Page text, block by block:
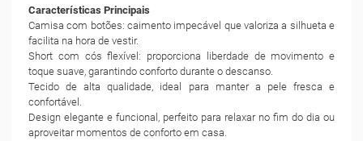
Características Principais
Camisa com botões: caimento impecável que valoriza a silhueta e
facilita na hora de vestir.
Short com cós flexível: proporciona liberdade de movimento e
toque suave, garantindo conforto durante o descanso.
Tecido de alta qualidade, ideal para manter a pele fresca e
confortável.
Design elegante e funcional, perfeito para relaxar no fim do dia ou
aproveitar momentos de conforto em casa.